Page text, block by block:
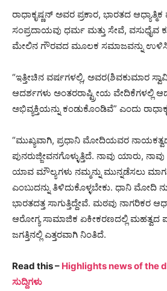
ರಾಧಾಕೃಷ್ಣನ್ ಅವರ ಪ್ರಕಾರ, ಭಾರತದ ಆಧ್ಯಾತ್ಮಿಕ
ಸಂಪ್ರದಾಯವು ಧರ್ಮ ಮತ್ತು ಸೇವೆ, ವಸುಧೈವ
ಮೇಲಿನ ಗೌರವದ ಮೂಲಕ ಸಮಾಜವನ್ನು
“ಇತ್ತೀಚಿನ ವರ್ಷಗಳಲ್ಲಿ, ಅವರ(ಶಿವಕುಮಾರ
ಆದರ್ಶಗಳು ಅಂತರರಾಷ್ಟ್ರೀಯ ವೇದಿಕೆಗಳಲ್ಲಿ
ಅಭಿವ್ಯಕ್ತಿಯನ್ನು ಕಂಡುಕೊಂಡಿವೆ” ಎಂದು
“ಮುಖ್ಯವಾಗಿ, ಪ್ರಧಾನಿ ಮೋದಿಯವರ
ಪುನರುಜ್ಜೀವನಗೊಳ್ಳುತ್ತಿದೆ. ನಾವು ಯಾರು,
ಯಾವ ಮೌಲ್ಯಗಳು ನಮ್ಮನ್ನು ಮುನ್ನಡೆಸಲು
ಎಂಬುದನ್ನು ತಿಳಿದುಕೊಳ್ಳಬೇಕು. ಧಾನಿ ಮೋದಿ
ಭಾರತದತ್ತ ಸಾಗುತ್ತಿದ್ದೇವೆ. ಮಠವು ನಾಗರಿಕರ
ಆರೋಗ್ಯ ಸಾಮಾಜಿಕ ಏಕೀಕರಣದಲ್ಲಿ ಮಹತ್ವದ
ಜಗತ್ತಿನಲ್ಲಿ ಎತ್ತರವಾಗಿ ನಿಂತಿದೆ.
Read this – Highlights news of the
ಸುದ್ದಿಗಳು